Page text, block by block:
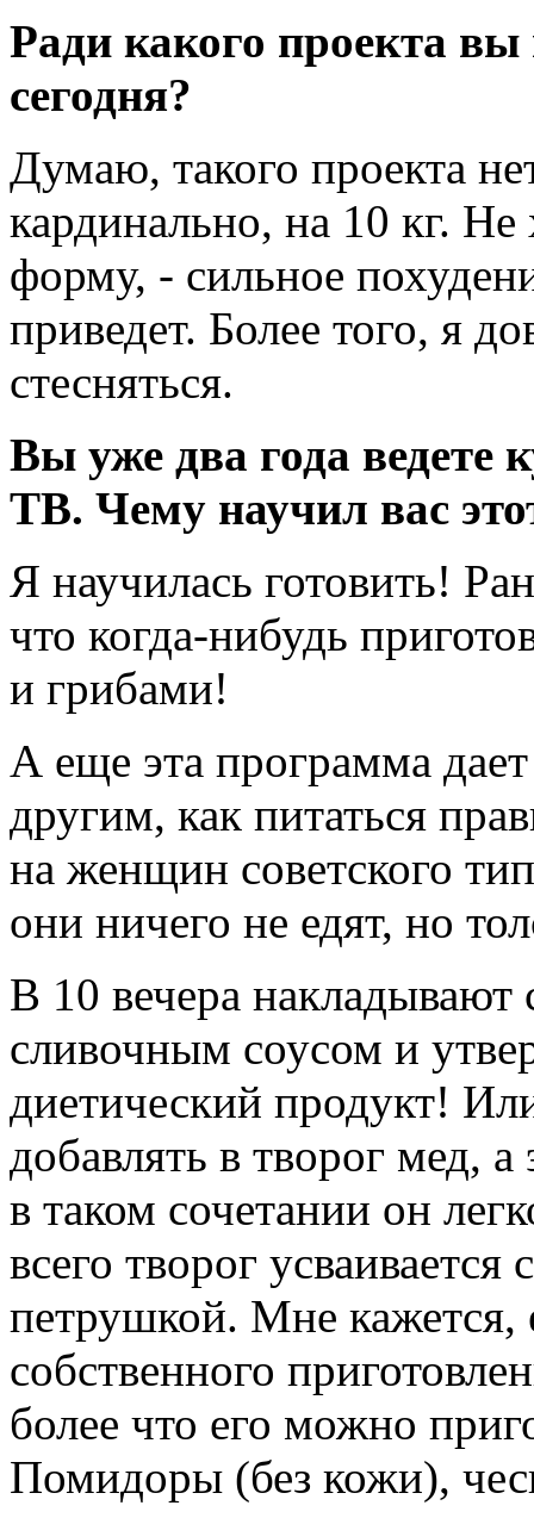
Ради какого проекта вы
сегодня?
Думаю, такого проекта
кардинально, на 10 кг. Не
форму, - сильное
приведет. Более того, я
стесняться.
Вы уже два года ведете
ТВ. Чему научил вас
Я научилась готовить!
что когда-нибудь
и грибами!
А еще эта программа
другим, как питаться
на женщин советского
они ничего не едят, но
В 10 вечера накладывают
сливочным соусом и
диетический продукт!
добавлять в творог мед,
в таком сочетании он
всего творог
петрушкой. Мне кажется,
собственного
более что его можно
Помидоры (без кожи),